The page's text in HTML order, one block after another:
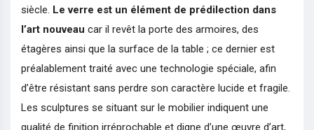
siècle. Le verre est un élément de prédilection dans
l’art nouveau car il revêt la porte des armoires, des
étagères ainsi que la surface de la table ; ce dernier est
préalablement traité avec une technologie spéciale, afin
d’être résistant sans perdre son caractère lucide et fragile.
Les sculptures se situant sur le mobilier indiquent une
qualité de finition irréprochable et digne d’une œuvre d’art,